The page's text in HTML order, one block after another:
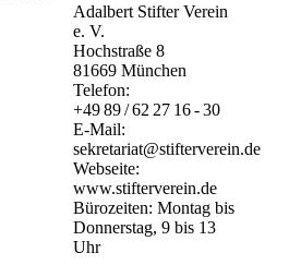
Adalbert Stifter Verein
e. V.
Hochstraße 8
81669 München
Telefon:
+49 89 / 62 27 16 - 30
E-Mail:
sekretariat@stifterverein.de
Webseite:
www.stifterverein.de
Bürozeiten: Montag bis
Donnerstag, 9 bis 13
Uhr